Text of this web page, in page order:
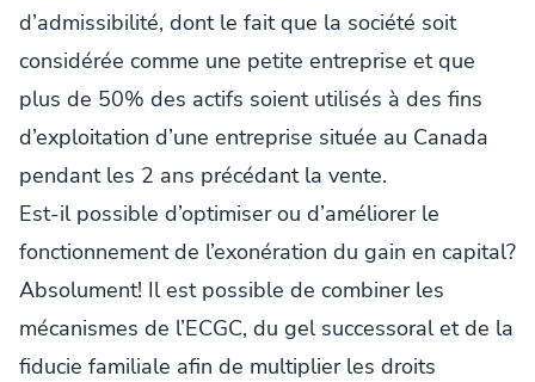
d’admissibilité, dont le fait que la société soit
considérée comme une petite entreprise et que
plus de 50% des actifs soient utilisés à des fins
d’exploitation d’une entreprise située au Canada
pendant les 2 ans précédant la vente.
Est-il possible d’optimiser ou d’améliorer le
fonctionnement de l’exonération du gain en capital?
Absolument! Il est possible de combiner les
mécanismes de l’ECGC, du gel successoral et de la
fiducie familiale afin de multiplier les droits